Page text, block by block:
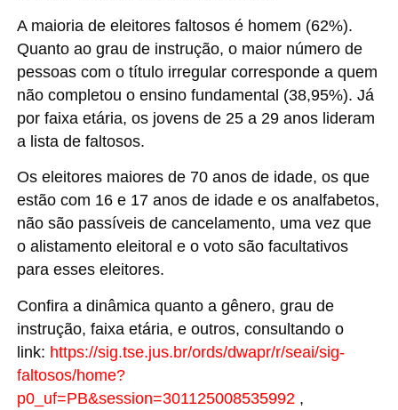
A maioria de eleitores faltosos é homem (62%).
Quanto ao grau de instrução, o maior número de
pessoas com o título irregular corresponde a quem
não completou o ensino fundamental (38,95%). Já
por faixa etária, os jovens de 25 a 29 anos lideram
a lista de faltosos.
Os eleitores maiores de 70 anos de idade, os que
estão com 16 e 17 anos de idade e os analfabetos,
não são passíveis de cancelamento, uma vez que
o alistamento eleitoral e o voto são facultativos
para esses eleitores.
Confira a dinâmica quanto a gênero, grau de
instrução, faixa etária, e outros, consultando o
link: https://sig.tse.jus.br/ords/dwapr/r/seai/sig-
faltosos/home?
p0_uf=PB&session=301125008535992 ,